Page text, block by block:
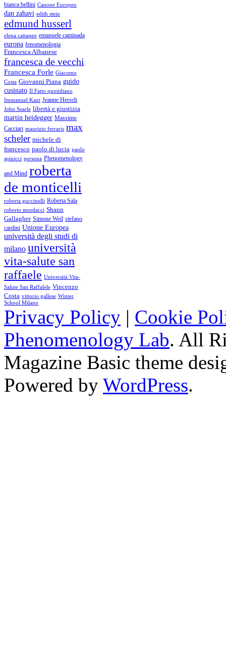
bianca bellini Canone Europeo
dan zahavi edith stein
edmund husserl
elena cattaneo emanuele caminada
europa fenomenologia
Francesca Albanese
francesca de vecchi
Francesca Forle Giacomo
Costa Giovanni Piana guido
cusinato Il Fatto quotidiano
Immanuel Kant Jeanne Hersch
John Searle libertà e giustizia
martin heidegger Massimo
Cacciari maurizio ferraris max
scheler michele di
francesco paolo di lucia paolo
spinicci persona Phenomenology
and Mind roberta
de monticelli
roberta guccinelli Roberta Sala
roberto mordacci Shaun
Gallagher Simone Weil stefano
cardini Unione Europea
università degli studi di
milano università
vita-salute san
raffaele Università Vita-
Salute San Raffalele Vincenzo
Costa vittorio gallese Winter
School Milano
Privacy Policy | Cookie
Phenomenology Lab. All
Magazine Basic theme
Powered by WordPress.